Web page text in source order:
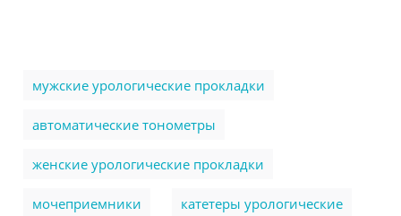
мужские урологические прокладки
автоматические тонометры
женские урологические прокладки
мочеприемники катетеры урологические